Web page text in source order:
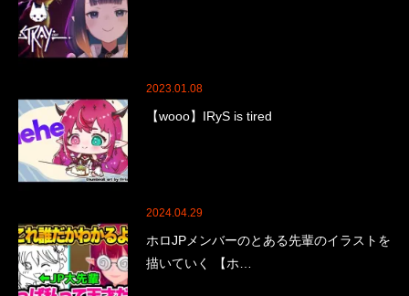
2023.01.08
【wooo】IRyS is tired
2024.04.29
ホロJPメンバーのとある先輩のイラストを
描いていく 【ホ…